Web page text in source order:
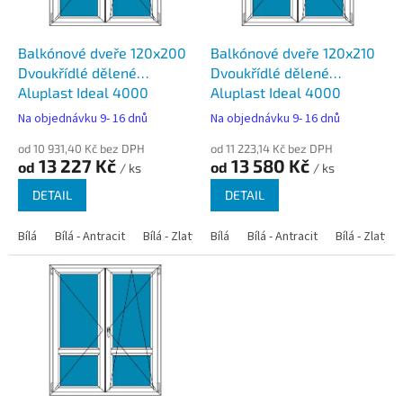
Balkónové dveře 120x200
Dvoukřídlé dělené
Aluplast Ideal 4000
Na objednávku 9- 16 dnů
od 10 931,40 Kč bez DPH
od 13 227 Kč / ks
DETAIL
Bílá Bílá - Antracit Bílá - Zlatý dub Bílá - Tmavý dub Bílá -
Balkónové dveře 120x210
Dvoukřídlé dělené
Aluplast Ideal 4000
Na objednávku 9- 16 dnů
od 11 223,14 Kč bez DPH
od 13 580 Kč / ks
DETAIL
Bílá Bílá - Antracit Bílá - Zlatý